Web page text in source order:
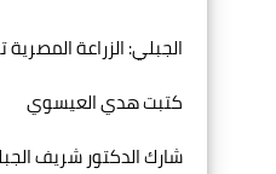
الجبلي: الزراعة المصرية
كتبت هدي العيسوي
شارك الدكتور شريف